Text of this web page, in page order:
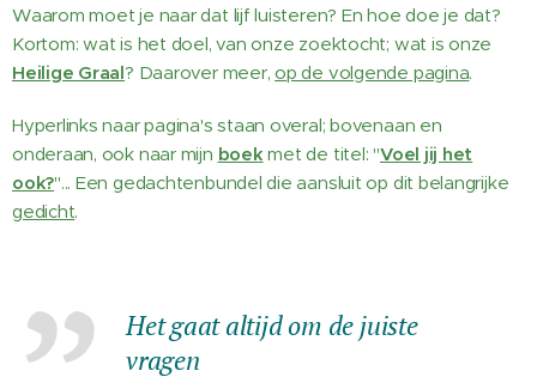
Waarom moet je naar dat lijf luisteren? En hoe doe je dat?
Kortom: wat is het doel, van onze zoektocht; wat is onze
Heilige Graal? Daarover meer,op de volgende pagina.
Hyperlinks naar pagina's staan overal; bovenaan en
onderaan, ook naar mijn boek met de titel: "Voel jij het
ook?"... Een gedachtenbundel die aansluit op dit belangrijke
gedicht.
Het gaat altijd om de juiste
vragen